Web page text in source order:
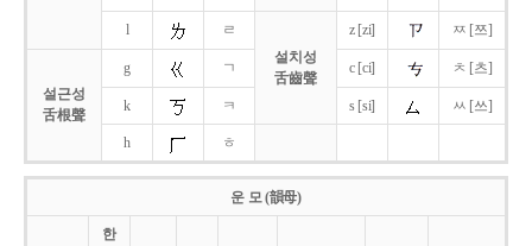
l
ㄹ
설치성
舌齒聲
z [zi] ㅉ [쯔]
설근성
舌根聲
g ㄱ c [ci] ㅊ [츠]
k ㅋ s [si] ㅆ [쓰]
h ㅎ
운 모 (韻母)
한